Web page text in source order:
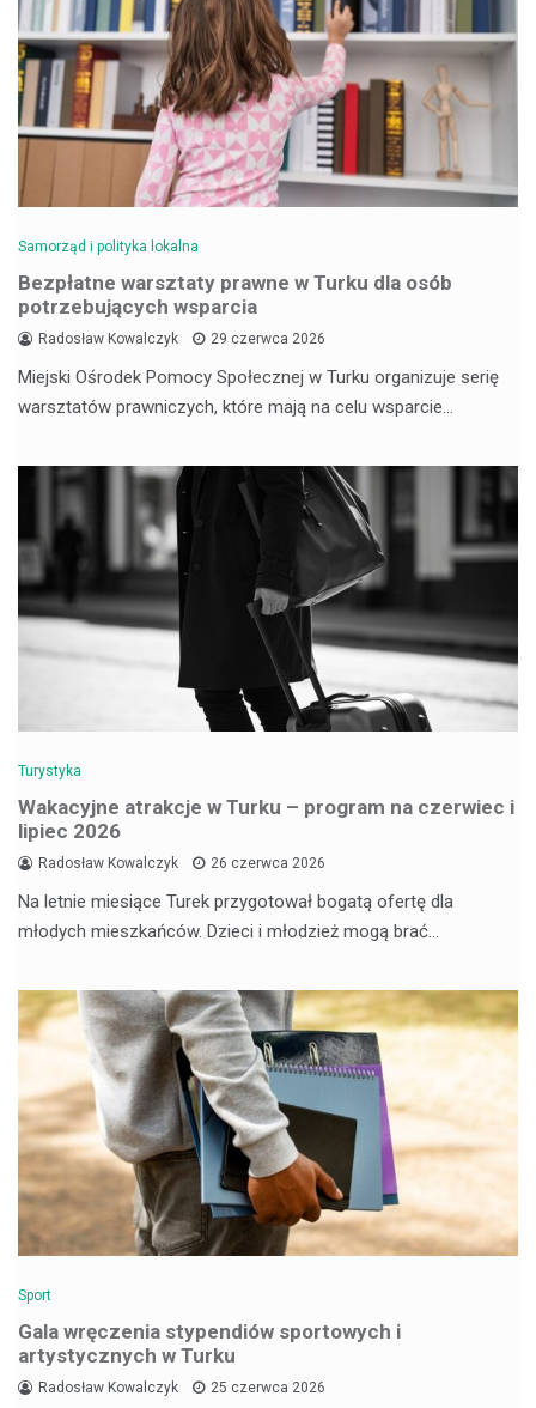
Samorząd i polityka lokalna
Bezpłatne warsztaty prawne w Turku dla osób
potrzebujących wsparcia
Radosław Kowalczyk 29 czerwca 2026
Miejski Ośrodek Pomocy Społecznej w Turku organizuje serię
warsztatów prawniczych, które mają na celu wsparcie…
Turystyka
Wakacyjne atrakcje w Turku – program na czerwiec i
lipiec 2026
Radosław Kowalczyk 26 czerwca 2026
Na letnie miesiące Turek przygotował bogatą ofertę dla
młodych mieszkańców. Dzieci i młodzież mogą brać…
Sport
Gala wręczenia stypendiów sportowych i
artystycznych w Turku
Radosław Kowalczyk 25 czerwca 2026